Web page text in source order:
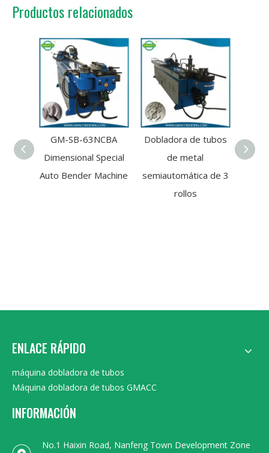
Productos relacionados
GM-SB-63NCBA
Dimensional Special
Auto Bender Machine
Dobladora de tubos
de metal
semiautomática de 3
rollos
de
ENLACE RÁPIDO
máquina dobladora de tubos
Máquina dobladora de tubos GMACC
INFORMACIÓN
No.1 Haixin Road, Nanfeng Town Development Zone